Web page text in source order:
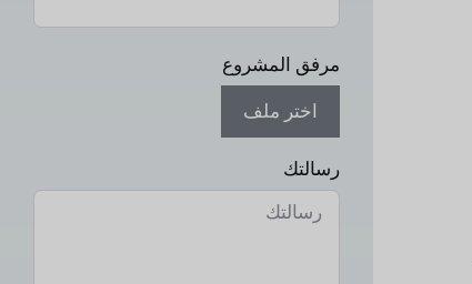
مرفق المشروع
اختر ملف
رسالتك